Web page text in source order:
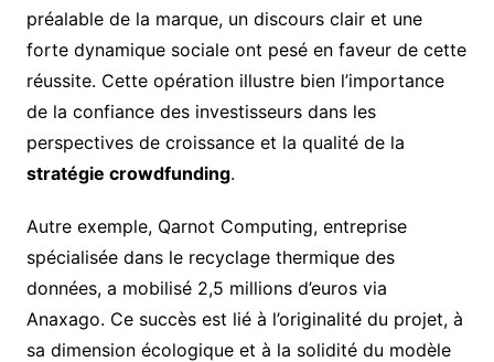
préalable de la marque, un discours clair et une
forte dynamique sociale ont pesé en faveur de cette
réussite. Cette opération illustre bien l’importance
de la confiance des investisseurs dans les
perspectives de croissance et la qualité de la
stratégie crowdfunding.
Autre exemple, Qarnot Computing, entreprise
spécialisée dans le recyclage thermique des
données, a mobilisé 2,5 millions d’euros via
Anaxago. Ce succès est lié à l’originalité du projet, à
sa dimension écologique et à la solidité du modèle